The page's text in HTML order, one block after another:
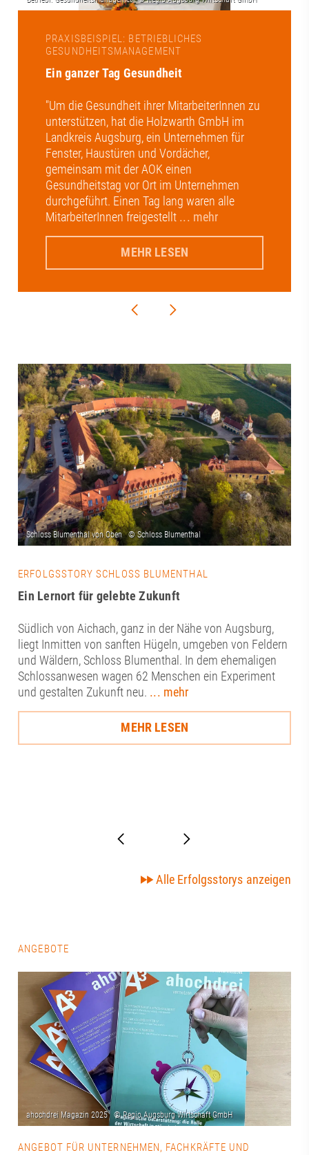
PRAXISBEISPIEL: BETRIEBLICHES
GESUNDHEITSMANAGEMENT
Ein ganzer Tag Gesundheit
"Um die Gesundheit ihrer MitarbeiterInnen zu
unterstützen, hat die Holzwarth GmbH im
Landkreis Augsburg, ein Unternehmen für
Fenster, Haustüren und Vordächer,
gemeinsam mit der AOK einen
Gesundheitstag vor Ort im Unternehmen
durchgeführt. Einen Tag lang waren alle
MitarbeiterInnen freigestellt ... mehr
MEHR LESEN
ERFOLGSSTORY SCHLOSS BLUMENTHAL
Ein Lernort für gelebte Zukunft
Südlich von Aichach, ganz in der Nähe von Augsburg,
liegt Inmitten von sanften Hügeln, umgeben von Feldern
und Wäldern, Schloss Blumenthal. In dem ehemaligen
Schlossanwesen wagen 62 Menschen ein Experiment
und gestalten Zukunft neu. ... mehr
MEHR LESEN
Alle Erfolgsstorys anzeigen
ANGEBOTE
ANGEBOT FÜR UNTERNEHMEN, FACHKRÄFTE UND